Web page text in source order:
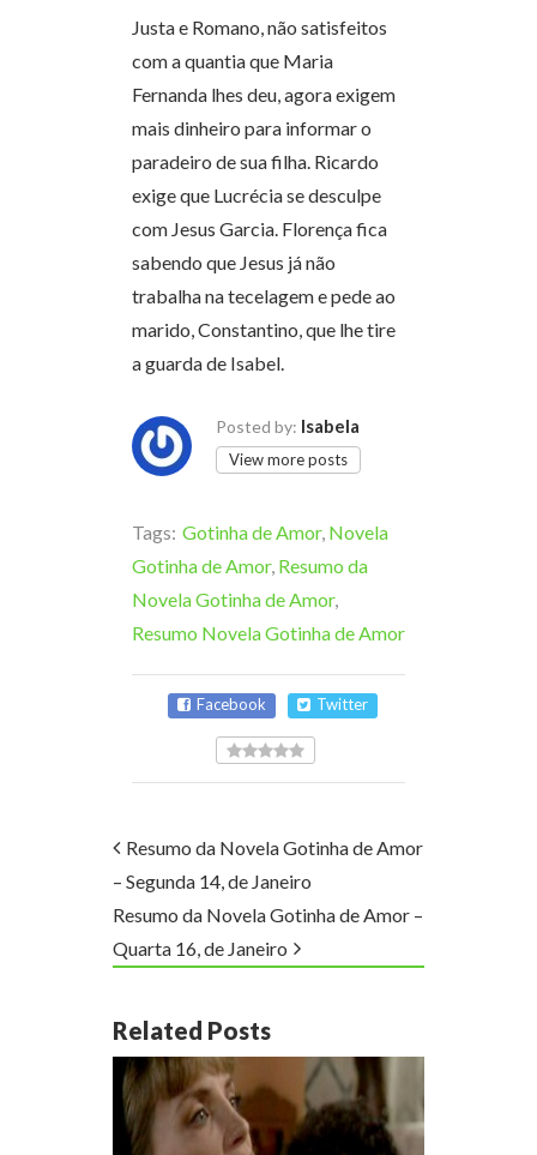
Justa e Romano, não satisfeitos
com a quantia que Maria
Fernanda lhes deu, agora exigem
mais dinheiro para informar o
paradeiro de sua filha. Ricardo
exige que Lucrécia se desculpe
com Jesus Garcia. Florença fica
sabendo que Jesus já não
trabalha na tecelagem e pede ao
marido, Constantino, que lhe tire
a guarda de Isabel.
Posted by: Isabela
View more posts
Tags: Gotinha de Amor, Novela
Gotinha de Amor, Resumo da
Novela Gotinha de Amor,
Resumo Novela Gotinha de Amor
Facebook Twitter
Resumo da Novela Gotinha de Amor
– Segunda 14, de Janeiro
Resumo da Novela Gotinha de Amor –
Quarta 16, de Janeiro
Related Posts